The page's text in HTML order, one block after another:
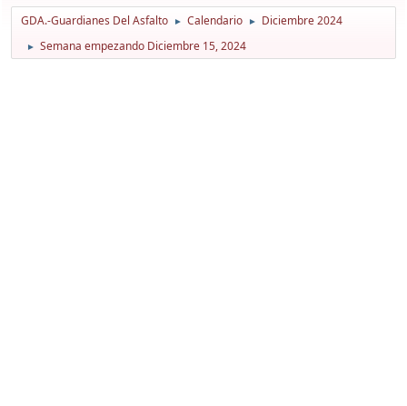
GDA.-Guardianes Del Asfalto ► Calendario ► Diciembre 2024
► Semana empezando Diciembre 15, 2024